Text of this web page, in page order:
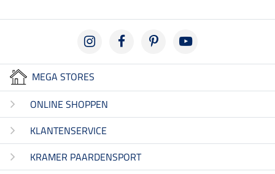
MEGA STORES
ONLINE SHOPPEN
KLANTENSERVICE
KRAMER PAARDENSPORT